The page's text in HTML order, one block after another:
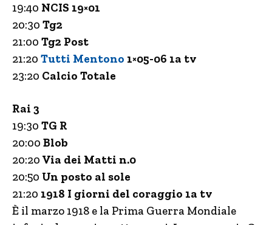
19:40 NCIS 19×01
20:30 Tg2
21:00 Tg2 Post
21:20 Tutti Mentono 1×05-06 1a tv
23:20 Calcio Totale
Rai 3
19:30 TG R
20:00 Blob
20:20 Via dei Matti n.0
20:50 Un posto al sole
21:20 1918 I giorni del coraggio 1a tv
È il marzo 1918 e la Prima Guerra Mondiale